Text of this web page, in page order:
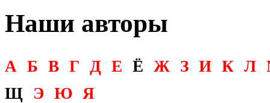
Наши авторы
А Б В Г Д Е Ё Ж З И К Л
Щ
Э Ю Я